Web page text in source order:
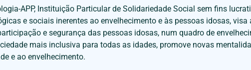
APP, Instituição Particular de Solidariedade Social sem fins
e sociais inerentes ao envelhecimento e às pessoas idosas, visa
e segurança das pessoas idosas, num quadro de
mais inclusiva para todas as idades, promove novas
e ao envelhecimento.